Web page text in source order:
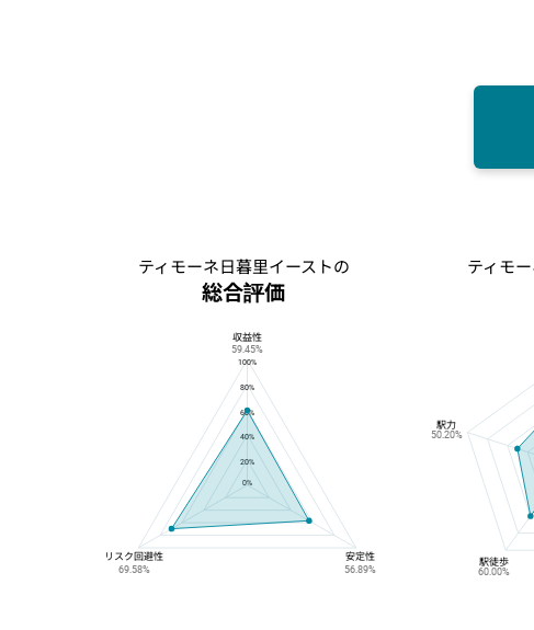
ティモーネ日暮里イーストの
総合評価
ティモーネ日暮里イーストの総合評価
100%
80%
60%
40%
20%
0%
収益性
59.45%
リスク回避性
69.58%
安定性
56.89%
ティモ
駅力
50.20%
駅徒歩
60.00%